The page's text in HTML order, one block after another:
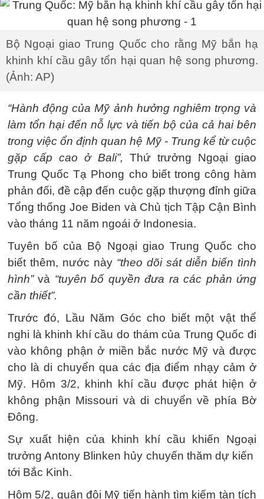
Bộ Ngoại giao Trung Quốc cho rằng Mỹ bắn hạ
khinh khí cầu gây tổn hại quan hệ song phương.
(Ảnh: AP)
“Hành động của Mỹ ảnh hưởng nghiêm trọng và
làm tổn hại đến nỗ lực và tiến bộ của cả hai bên
trong việc ổn định quan hệ Mỹ - Trung kể từ cuộc
gặp cấp cao ở Bali”, Thứ trưởng Ngoại giao
Trung Quốc Tạ Phong cho biết trong công hàm
phản đối, đề cập đến cuộc gặp thượng đỉnh giữa
Tổng thống Joe Biden và Chủ tịch Tập Cận Bình
vào tháng 11 năm ngoái ở Indonesia.
Tuyên bố của Bộ Ngoại giao Trung Quốc cho
biết thêm, nước này “theo dõi sát diễn biến tình
hình”và “tuyên bố quyền đưa ra các phản ứng
cần thiết”.
Trước đó, Lầu Năm Góc cho biết một vật thể
nghi là khinh khí cầu do thám của Trung Quốc đi
vào không phận ở miền bắc nước Mỹ và được
cho là di chuyển qua các địa điểm nhạy cảm ở
Mỹ. Hôm 3/2, khinh khí cầu được phát hiện ở
không phận Missouri và di chuyển về phía Bờ
Đông.
Sự xuất hiện của khinh khí cầu khiến Ngoại
trưởng Antony Blinken hủy chuyến thăm dự kiến ​​
tới Bắc Kinh.
Hôm 5/2, quân đội Mỹ tiến hành tìm kiếm tàn tích